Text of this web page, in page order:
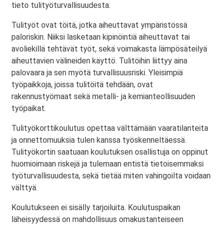
tieto tulityöturvallisuudesta.
Tulityöt ovat töitä, jotka aiheuttavat ympäristössä
paloriskin. Niiksi lasketaan kipinöintiä aiheuttavat tai
avoliekillä tehtävät työt, sekä voimakasta lämpösäteilyä
aiheuttavien välineiden käyttö. Tulitöihin liittyy aina
palovaara ja sen myötä turvallisuusriski. Yleisimpiä
työpaikkoja, joissa tulitöitä tehdään, ovat
rakennustyömaat sekä metalli- ja kemianteollisuuden
työpaikat.
Tulityökorttikoulutus opettaa välttämään vaaratilanteita
ja onnettomuuksia tulen kanssa työskenneltäessä.
Tulityökortin saatuaan koulutuksen osallistuja on oppinut
huomioimaan riskejä ja tulemaan entistä tietoisemmaksi
työturvallisuudesta, sekä tietää miten vahingoilta voidaan
välttyä.
Koulutukseen ei sisälly tarjoiluita. Koulutuspaikan
läheisyydessä on mahdollisuus omakustanteiseen